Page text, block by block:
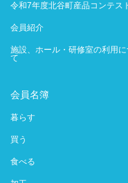
令和7年度北谷町産品コンテス
会員紹介
施設、ホール・研修室の利用
て
会員名簿
暮らす
買う
食べる